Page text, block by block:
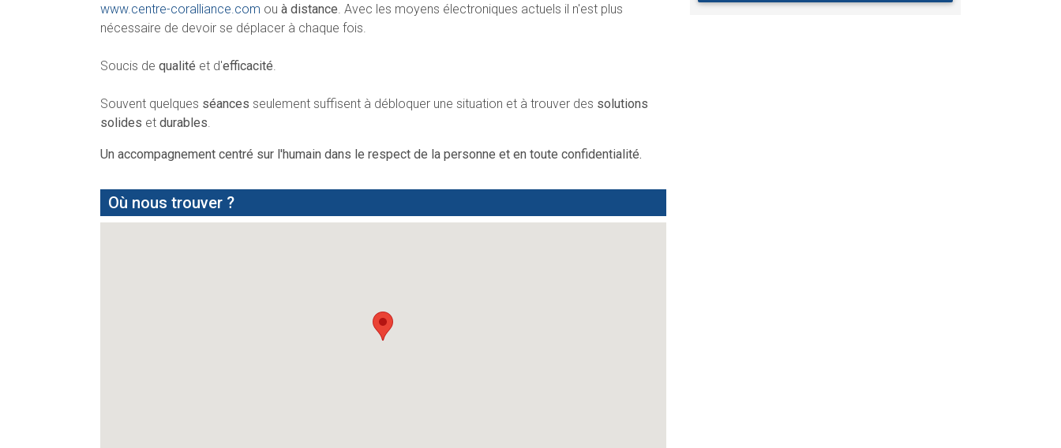
www.centre-coralliance.com ou à distance. Avec les moyens électroniques actuels il n'est plus
nécessaire de devoir se déplacer à chaque fois.
Soucis de qualité et d'efficacité.
Souvent quelques séances seulement suffisent à débloquer une situation et à trouver des solutions
solides et durables.
Un accompagnement centré sur l'humain dans le respect de la personne et en toute confidentialité.
Où nous trouver ?